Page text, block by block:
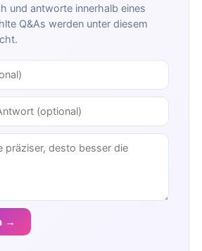
und antworte innerhalb eines
Q&As werden unter diesem
→